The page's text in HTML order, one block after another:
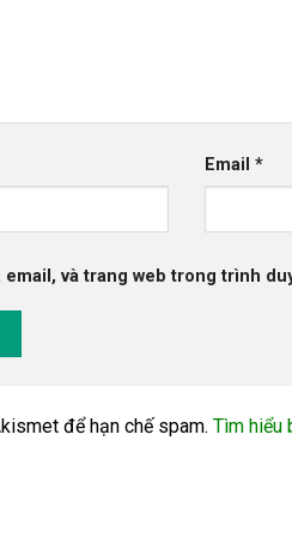
Email *
email, và trang web trong trình
để hạn chế spam. Tìm hiểu